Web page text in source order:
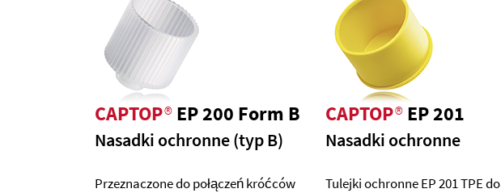
CAPTOP®EP 200 Form B
Nasadki ochronne (typ B)
Przeznaczone do połączeń króćców
CAPTOP®EP 201
Nasadki ochronne
Tulejki ochronne EP 201 TPE do